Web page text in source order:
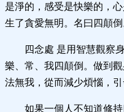
是淨的，感受是快樂的，
生了貪愛無明。名曰四顛倒
四念處 是用智慧觀察
樂、常、我四顛倒。做到
法無我，從而減少煩惱，
如果一個人不知道修